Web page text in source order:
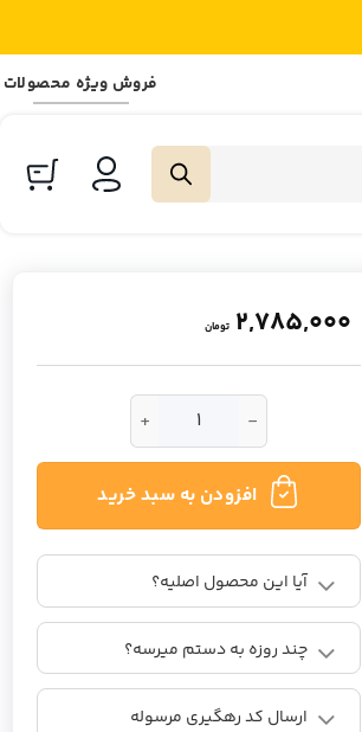
فروش ویژه محصولات
2,785,000 تومان
سرم ضد لک نیاسینامید 10 درصد جومیسو عدد
افزودن به سبد خرید
آیا این محصول اصلیه؟
چند روزه به دستم میرسه؟
ارسال کد رهگیری مرسوله